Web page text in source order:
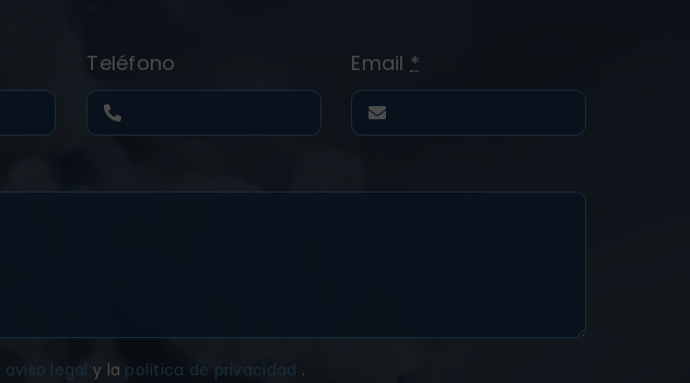
Teléfono Email *
aviso legaly la política de privacidad .